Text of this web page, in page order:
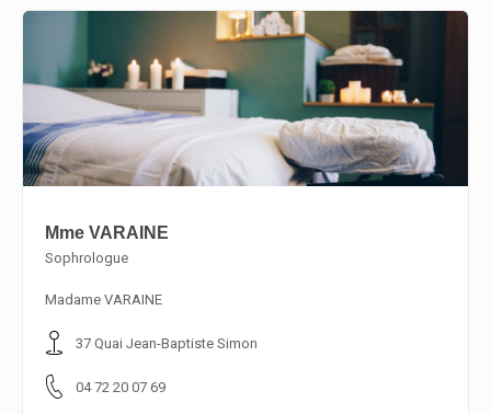
Mme VARAINE
Sophrologue
Madame VARAINE
37 Quai Jean-Baptiste Simon
04 72 20 07 69